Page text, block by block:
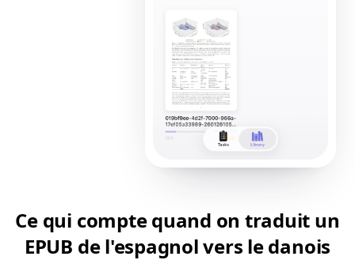
Ce qui compte quand on traduit un
EPUB de l'espagnol vers le danois